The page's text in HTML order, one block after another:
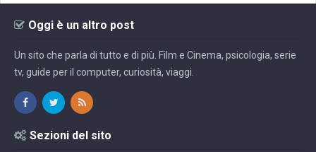
Oggi è un altro post
Un sito che parla di tutto e di più. Film e Cinema, psicologia, serie
tv, guide per il computer, curiosità, viaggi.
Sezioni del sito